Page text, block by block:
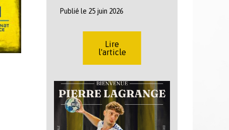
Publié le 25 juin 2026
Lire
l'article